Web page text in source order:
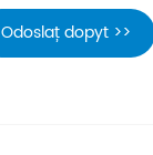
Odoslať dopyt >>